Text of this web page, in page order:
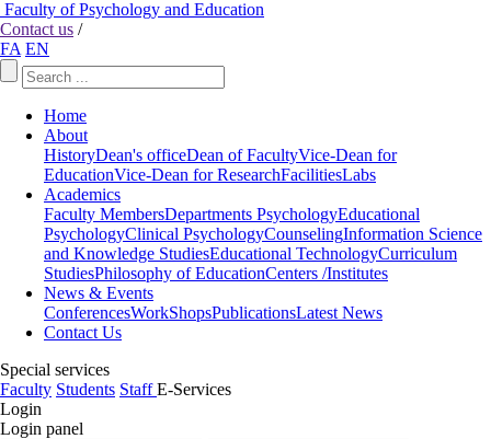
Faculty of Psychology and Education
Contact us /
FA EN
Home
About
HistoryDean's officeDean of FacultyVice-Dean for
EducationVice-Dean for ResearchFacilitiesLabs
Academics
Faculty MembersDepartments PsychologyEducational
PsychologyClinical PsychologyCounselingInformation Science
and Knowledge StudiesEducational TechnologyCurriculum
StudiesPhilosophy of EducationCenters /Institutes
News & Events
ConferencesWorkShopsPublicationsLatest News
Contact Us
Special services
Faculty Students StaffE-Services
Login
Login panel